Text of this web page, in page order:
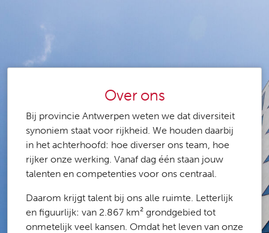
Over ons
Bij provincie Antwerpen weten we dat diversiteit
synoniem staat voor rijkheid. We houden daarbij
in het achterhoofd: hoe diverser ons team, hoe
rijker onze werking. Vanaf dag één staan jouw
talenten en competenties voor ons centraal.
Daarom krijgt talent bij ons alle ruimte. Letterlijk
en figuurlijk: van 2.867 km² grondgebied tot
onmetelijk veel kansen. Omdat het leven van onze